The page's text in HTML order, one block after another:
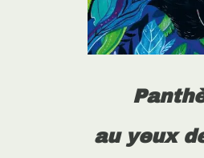
au yeux